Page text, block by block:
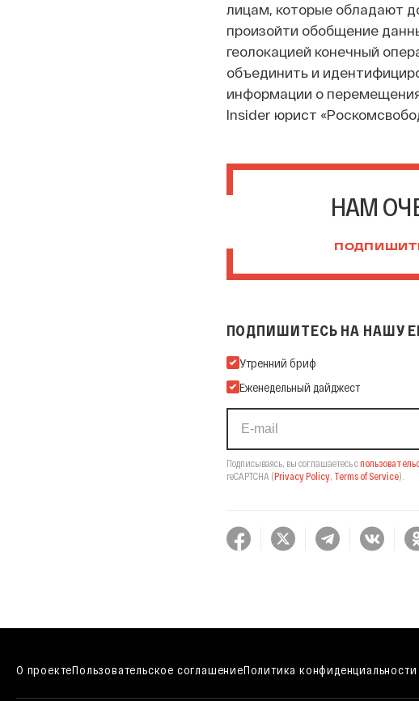
лицам, которые обладают
произойти обобщение
геолокацией конечный
объединить и
информации о
Insider юрист
НАМ
ПОДПИШИТЕСЬ НА НАШУ
Подпишитесь на нашу Email-рассылку
Утренний бриф
Еженедельный дайджест
Подписываясь, вы соглашаетесь с
reCAPTCHA (Privacy Policy, Terms of Service).
О проектеПользовательское соглашениеПолитика конфиденциальности